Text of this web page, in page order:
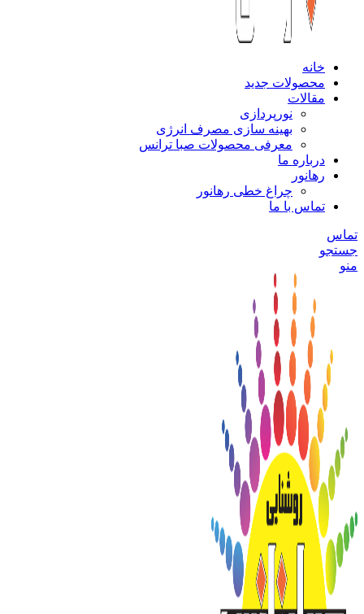
خانه
محصولات جدید
مقالات
نورپردازی
بهینه سازی مصرف انرژی
معرفی محصولات صبا ترانس
درباره ما
رهانور
چراغ خطی رهانور
تماس با ما
تماس
جستجو
منو